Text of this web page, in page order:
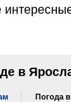
в
Погода